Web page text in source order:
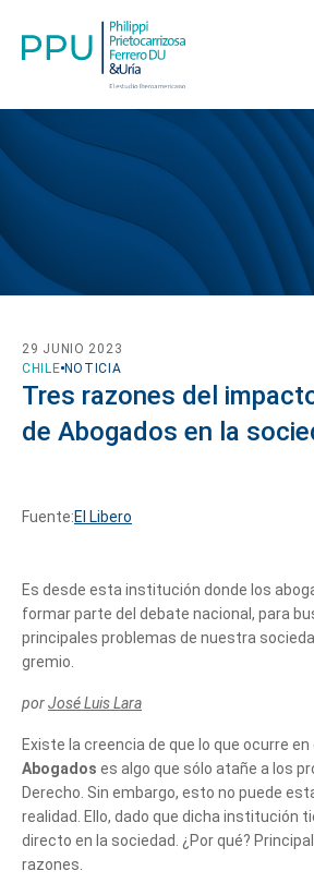
CHILE NOTICIA
29 JUNIO 2023
Tres razones del
de Abogados en la
Fuente:El Libero
Es desde esta institución donde los
formar parte del debate nacional, para
principales problemas de nuestra
gremio.
porJosé Luis Lara
Existe la creencia de que lo que ocurre en
Abogados es algo que sólo atañe a los
Derecho. Sin embargo, esto no puede
realidad. Ello, dado que dicha institución
directo en la sociedad. ¿Por qué?
razones.